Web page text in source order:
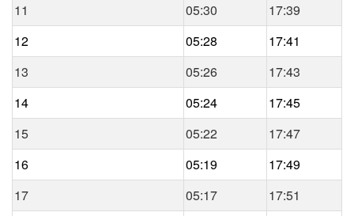
11
05:30
17:39
12
05:28
17:41
13
05:26
17:43
14
05:24
17:45
15
05:22
17:47
16
05:19
17:49
17
05:17
17:51